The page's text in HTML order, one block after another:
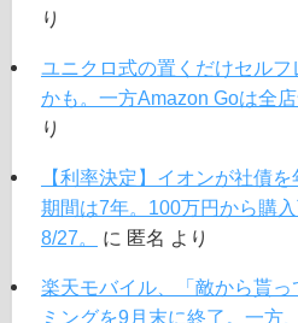
り
ユニクロ式の置くだけセル
かも。一方Amazon Goは全店
り
【利率決定】イオンが社債
期間は7年。100万円から購
8/27。
に 匿名 より
楽天モバイル、「敵から貰
ミングを9月末に終了。一方